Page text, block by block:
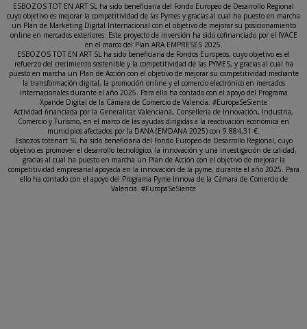
ESBOZOS TOT EN ART SL ha sido beneficiaria del Fondo Europeo de Desarrollo Regional
cuyo objetivo es mejorar la competitividad de las Pymes y gracias al cual ha puesto en marcha
un Plan de Marketing Digital Internacional con el objetivo de mejorar su posicionamiento
online en mercados exteriores. Este proyecto de inversión ha sido cofinanciado por el IVACE
en el marco del Plan ARA EMPRESES 2025.
ESBOZOS TOT EN ART SL ha sido beneficiaria de Fondos Europeos, cuyo objetivo es el
refuerzo del crecimiento sostenible y la competitividad de las PYMES, y gracias al cual ha
puesto en marcha un Plan de Acción con el objetivo de mejorar su competitividad mediante
la transformación digital, la promoción online y el comercio electrónico en mercados
internacionales durante el año 2025. Para ello ha contado con el apoyo del Programa
Xpande Digital de la Cámara de Comercio de Valencia. #EuropaSeSiente
Actividad financiada por la Generalitat Valenciana, Conselleria de Innovación, Industria,
Comercio y Turismo, en el marco de las ayudas dirigidas a la reactivación económica en
municipios afectados por la DANA (EMDANA 2025) con 9.884,31 €.
Esbozos totenart SL ha sido beneficiaria del Fondo Europeo de Desarrollo Regional, cuyo
objetivo es promover el desarrollo tecnológico, la innovación y una investigación de calidad,
gracias al cual ha puesto en marcha un Plan de Acción con el objetivo de mejorar la
competitividad empresarial apoyada en la innovación de la pyme, durante el año 2025. Para
ello ha contado con el apoyo del Programa Pyme Innova de la Cámara de Comercio de
Valencia. #EuropaSeSiente